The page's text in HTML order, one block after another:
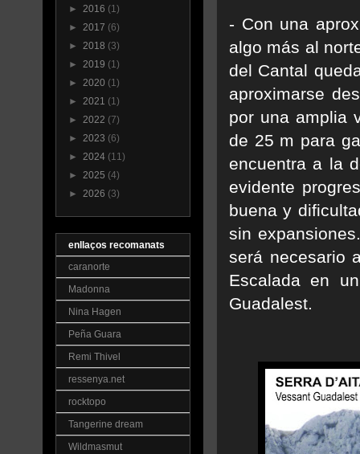
- Con una
algo más al
del Cantal
aproximarse
por una amplia
de 25 m para
encuentra a la
evidente
buena y
sin
será necesario
Escalada en
Guadalest.
► 2016 (1)
► 2017 (6)
► 2018 (3)
► 2019 (1)
► 2020 (1)
► 2021 (1)
► 2022 (7)
► 2023 (6)
► 2024 (11)
► 2025 (4)
► 2026 (3)
enllaços recomanats
caranorte
Madonna
Nina Hagen
Peña Guara
Remi Thivel
ressenya.net
rocktopo
Tangerine dream
Wildmasmut